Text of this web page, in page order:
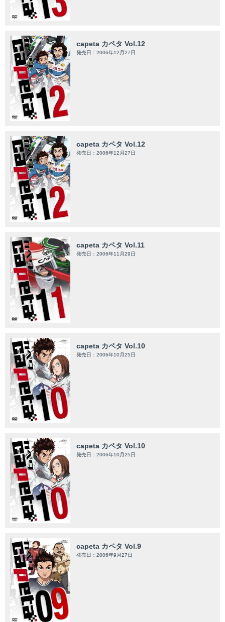
capeta カペタ Vol.12
発売日：2006年12月27日
capeta カペタ Vol.12
発売日：2006年12月27日
capeta カペタ Vol.11
発売日：2006年11月29日
capeta カペタ Vol.10
発売日：2006年10月25日
capeta カペタ Vol.10
発売日：2006年10月25日
capeta カペタ Vol.9
発売日：2006年9月27日